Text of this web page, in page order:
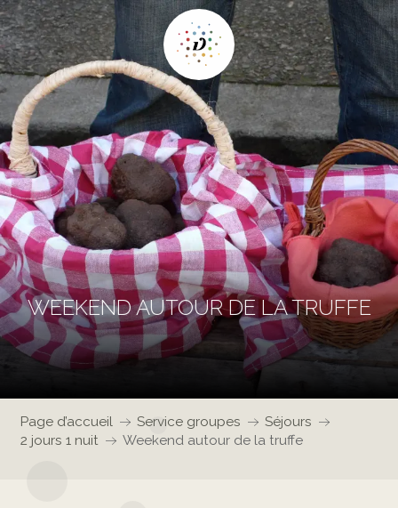
WEEKEND AUTOUR DE LA TRUFFE
Page d’accueil Service groupes
Séjours
2 jours 1 nuit
Weekend autour de la truffe